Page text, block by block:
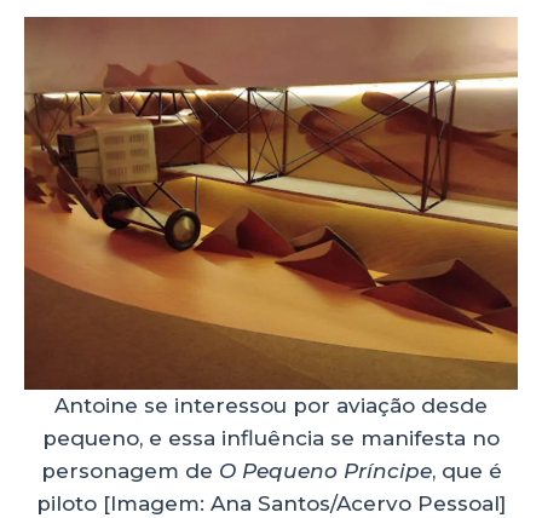
Antoine se interessou por aviação desde
pequeno, e essa influência se manifesta no
personagem de O Pequeno Príncipe, que é
piloto [Imagem: Ana Santos/Acervo Pessoal]